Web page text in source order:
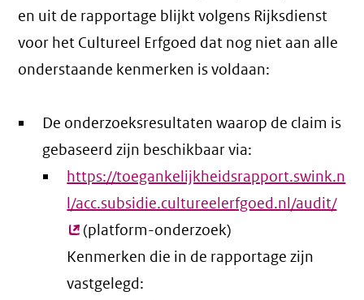
en uit de rapportage blijkt volgens Rijksdienst
voor het Cultureel Erfgoed dat nog niet aan alle
onderstaande kenmerken is voldaan:
De onderzoeksresultaten waarop de claim is
gebaseerd zijn beschikbaar via:
https://toegankelijkheidsrapport.swink.n
l/acc.subsidie.cultureelerfgoed.nl/audit/
(platform-onderzoek)
Kenmerken die in de rapportage zijn
vastgelegd: